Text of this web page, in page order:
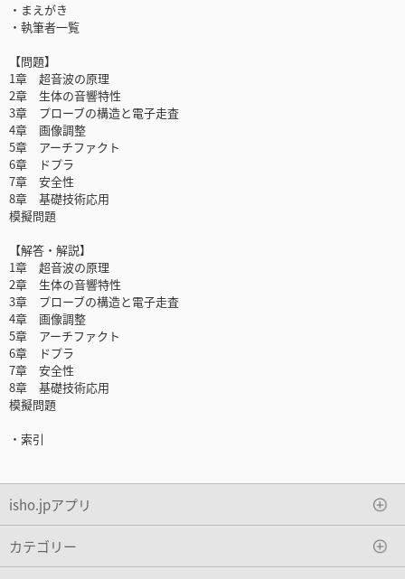
・まえがき
・執筆者一覧
【問題】
1章 超音波の原理
2章 生体の音響特性
3章 プローブの構造と電子走査
4章 画像調整
5章 アーチファクト
6章 ドプラ
7章 安全性
8章 基礎技術応用
模擬問題
【解答・解説】
1章 超音波の原理
2章 生体の音響特性
3章 プローブの構造と電子走査
4章 画像調整
5章 アーチファクト
6章 ドプラ
7章 安全性
8章 基礎技術応用
模擬問題
・索引
isho.jpアプリ
カテゴリー